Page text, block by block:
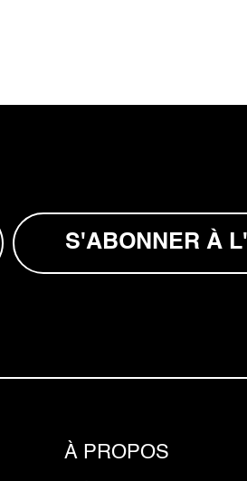
S'ABONNER À
À PROPOS